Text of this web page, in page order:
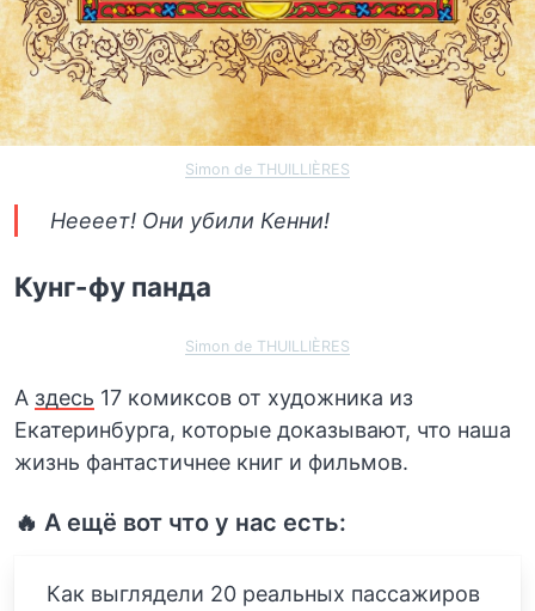
Simon de THUILLIÈRES
Неееет! Они убили Кенни!
Кунг-фу панда
Simon de THUILLIÈRES
А здесь 17 комиксов от художника из
Екатеринбурга, которые доказывают, что наша
жизнь фантастичнее книг и фильмов.
🔥 А ещё вот что у нас есть:
Как выглядели 20 реальных пассажиров